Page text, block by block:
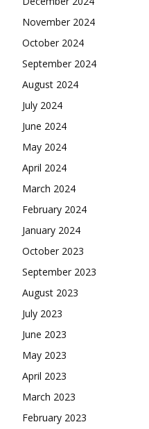
November 2024
October 2024
September 2024
August 2024
July 2024
June 2024
May 2024
April 2024
March 2024
February 2024
January 2024
October 2023
September 2023
August 2023
July 2023
June 2023
May 2023
April 2023
March 2023
February 2023